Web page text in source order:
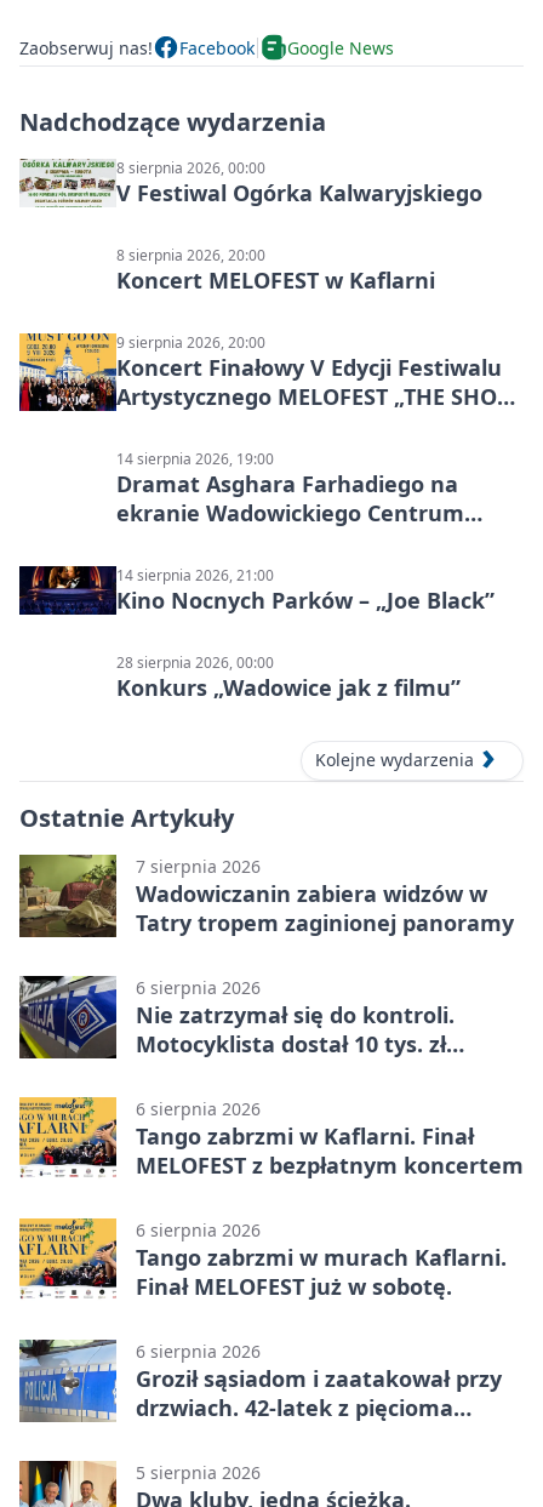
Zaobserwuj nas! Facebook Google News
Nadchodzące wydarzenia
8 sierpnia 2026, 00:00
V Festiwal Ogórka Kalwaryjskiego
8 sierpnia 2026, 20:00
Koncert MELOFEST w Kaflarni
9 sierpnia 2026, 20:00
Koncert Finałowy V Edycji Festiwalu
Artystycznego MELOFEST „THE SHOW
14 sierpnia 2026, 19:00
Dramat Asghara Farhadiego na
ekranie Wadowickiego Centrum
14 sierpnia 2026, 21:00
Kino Nocnych Parków – „Joe Black”
28 sierpnia 2026, 00:00
Konkurs „Wadowice jak z filmu”
Kolejne wydarzenia
Ostatnie Artykuły
7 sierpnia 2026
Wadowiczanin zabiera widzów w
Tatry tropem zaginionej panoramy
6 sierpnia 2026
Nie zatrzymał się do kontroli.
Motocyklista dostał 10 tys. zł
6 sierpnia 2026
Tango zabrzmi w Kaflarni. Finał
MELOFEST z bezpłatnym koncertem
6 sierpnia 2026
Tango zabrzmi w murach Kaflarni.
Finał MELOFEST już w sobotę.
6 sierpnia 2026
Groził sąsiadom i zaatakował przy
drzwiach. 42-latek z pięcioma
5 sierpnia 2026
Dwa kluby, jedna ścieżka.